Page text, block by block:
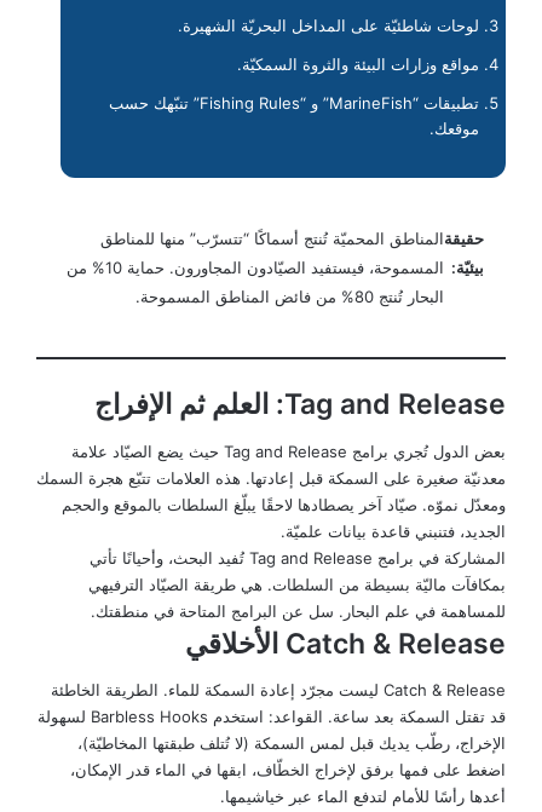
لوحات شاطئيّة على المداخل البحريّة الشهيرة.
مواقع وزارات البيئة والثروة السمكيّة.
تطبيقات “MarineFish” و “Fishing Rules” تنبّهك حسب
موقعك.
حقيقة
بيئيّة:
المناطق المحميّة تُنتج أسماكًا “تتسرّب” منها للمناطق
المسموحة، فيستفيد الصيّادون المجاورون. حماية 10% من
البحار تُنتج 80% من فائض المناطق المسموحة.
Tag and Release: العلم ثم الإفراج
بعض الدول تُجري برامج Tag and Release حيث يضع الصيّاد علامة
معدنيّة صغيرة على السمكة قبل إعادتها. هذه العلامات تتبّع هجرة السمك
ومعدّل نموّه. صيّاد آخر يصطادها لاحقًا يبلّغ السلطات بالموقع والحجم
الجديد، فتنبني قاعدة بيانات علميّة.
المشاركة في برامج Tag and Release تُفيد البحث، وأحيانًا تأتي
بمكافآت ماليّة بسيطة من السلطات. هي طريقة الصيّاد الترفيهي
للمساهمة في علم البحار. سل عن البرامج المتاحة في منطقتك.
Catch & Release الأخلاقي
Catch & Release ليست مجرّد إعادة السمكة للماء. الطريقة الخاطئة
قد تقتل السمكة بعد ساعة. القواعد: استخدم Barbless Hooks لسهولة
الإخراج، رطّب يديك قبل لمس السمكة (لا تُتلف طبقتها المخاطيّة)،
اضغط على فمها برفق لإخراج الخطّاف، ابقها في الماء قدر الإمكان،
أعدها رأسًا للأمام لتدفع الماء عبر خياشيمها.